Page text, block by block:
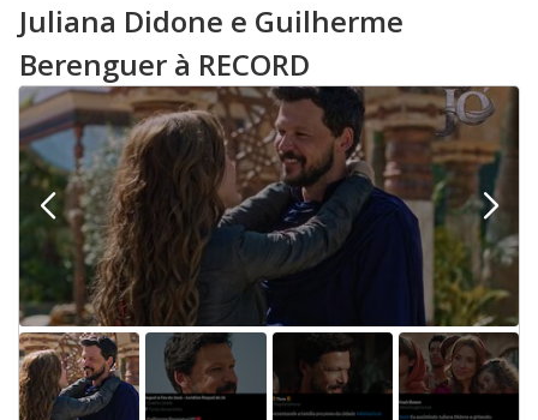
Juliana Didone e Guilherme
Berenguer à RECORD